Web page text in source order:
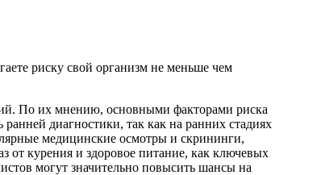
риску свой организм не меньше чем
По их мнению, основными факторами риска
диагностики, так как на ранних стадиях
медицинские осмотры и скрининги,
от курения и здоровое питание, как ключевых
могут значительно повысить шансы на